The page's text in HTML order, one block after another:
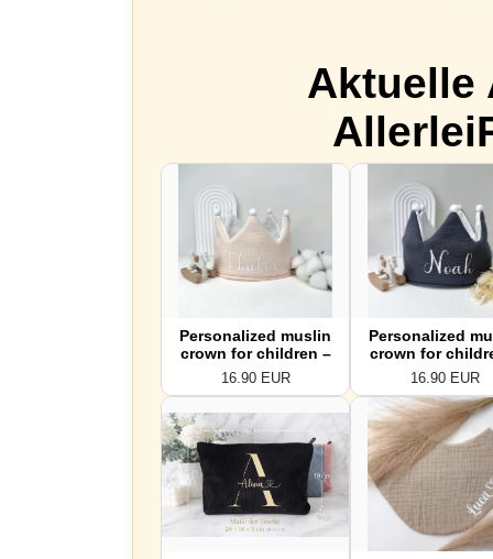
Aktuelle
Personalized muslin
crown for children –
Tie-on birthday crown
with name – One size
– Children&#39;s
birthday by
AllerleiPlottereiByS
16.90 EUR
Personalized
crown for
Tie-on birthday
with name –
fits all – Fabric
–
birthday by
16.90 EUR